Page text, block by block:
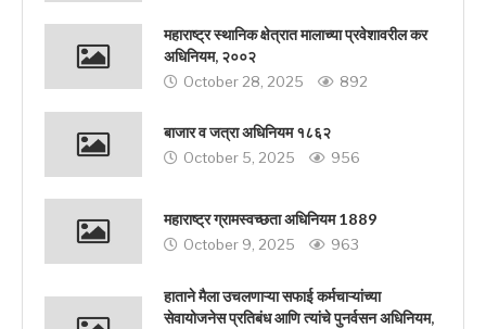
महाराष्ट्र स्थानिक क्षेत्रात मालाच्या प्रवेशावरील कर
अधिनियम, २००२
October 28, 2025 892
बाजार व जत्रा अधिनियम १८६२
October 5, 2025 956
महाराष्ट्र ग्रामस्वच्छता अधिनियम 1889
October 9, 2025 963
हाताने मैला उचलणाऱ्या सफाई कर्मचाऱ्यांच्या
सेवायोजनेस प्रतिबंध आणि त्यांचे पुनर्वसन अधिनियम,